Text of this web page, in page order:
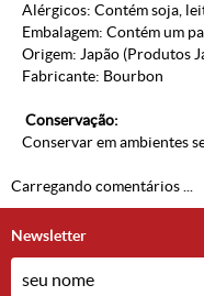
Alérgicos: Contém soja,
Embalagem: Contém um
Origem: Japão (Produtos
Fabricante: Bourbon
Conservação:
Conservar em ambientes
Carregando comentários ...
Newsletter